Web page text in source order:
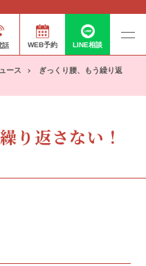
話 WEB予約 LINE相談
ース
ぎっくり腰、もう繰り返
り返さない！